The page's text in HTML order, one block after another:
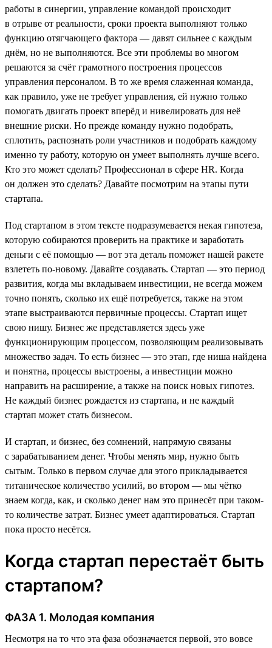
работы в синергии, управление командой происходит
в отрыве от реальности, сроки проекта выполняют только
функцию отягчающего фактора — давят сильнее с каждым
днём, но не выполняются. Все эти проблемы во многом
решаются за счёт грамотного построения процессов
управления персоналом. В то же время слаженная команда,
как правило, уже не требует управления, ей нужно только
помогать двигать проект вперёд и нивелировать для неё
внешние риски. Но прежде команду нужно подобрать,
сплотить, распознать роли участников и подобрать каждому
именно ту работу, которую он умеет выполнять лучше всего.
Кто это может сделать? Профессионал в сфере HR. Когда
он должен это сделать? Давайте посмотрим на этапы пути
стартапа.
Под стартапом в этом тексте подразумевается некая гипотеза,
которую собираются проверить на практике и заработать
деньги с её помощью — вот эта деталь поможет нашей ракете
взлететь по-новому. Давайте создавать. Стартап — это период
развития, когда мы вкладываем инвестиции, не всегда можем
точно понять, сколько их ещё потребуется, также на этом
этапе выстраиваются первичные процессы. Стартап ищет
свою нишу. Бизнес же представляется здесь уже
функционирующим процессом, позволяющим реализовывать
множество задач. То есть бизнес — это этап, где ниша найдена
и понятна, процессы выстроены, а инвестиции можно
направить на расширение, а также на поиск новых гипотез.
Не каждый бизнес рождается из стартапа, и не каждый
стартап может стать бизнесом.
И стартап, и бизнес, без сомнений, напрямую связаны
с зарабатыванием денег. Чтобы менять мир, нужно быть
сытым. Только в первом случае для этого прикладывается
титаническое количество усилий, во втором — мы чётко
знаем когда, как, и сколько денег нам это принесёт при таком-
то количестве затрат. Бизнес умеет адаптироваться. Стартап
пока просто несётся.
Когда стартап перестаёт быть
стартапом?
ФАЗА 1. Молодая компания
Несмотря на то что эта фаза обозначается первой, это вовсе